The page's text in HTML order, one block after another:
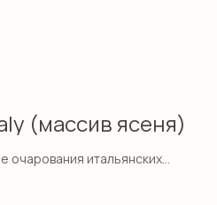
(массив ясеня)
очарования итальянских